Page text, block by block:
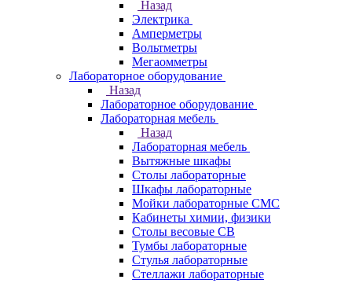
Назад
Электрика
Амперметры
Вольтметры
Мегаомметры
Лабораторное оборудование
Назад
Лабораторное оборудование
Лабораторная мебель
Назад
Лабораторная мебель
Вытяжные шкафы
Столы лабораторные
Шкафы лабораторные
Мойки лабораторные СМС
Кабинеты химии, физики
Столы весовые СВ
Тумбы лабораторные
Стулья лабораторные
Стеллажи лабораторные